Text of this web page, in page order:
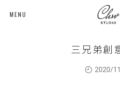
三兄弟創
2020/
MENU